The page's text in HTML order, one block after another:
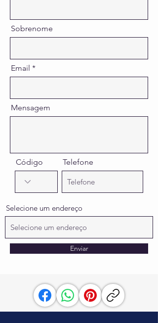
Sobrenome
Email
Mensagem
Código Telefone
Selecione um endereço
Enviar